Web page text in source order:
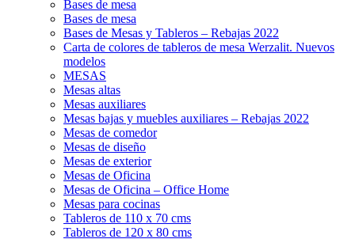
Bases de mesa
Bases de mesa
Bases de Mesas y Tableros – Rebajas 2022
Carta de colores de tableros de mesa Werzalit. Nuevos
modelos
MESAS
Mesas altas
Mesas auxiliares
Mesas bajas y muebles auxiliares – Rebajas 2022
Mesas de comedor
Mesas de diseño
Mesas de exterior
Mesas de Oficina
Mesas de Oficina – Office Home
Mesas para cocinas
Tableros de 110 x 70 cms
Tableros de 120 x 80 cms